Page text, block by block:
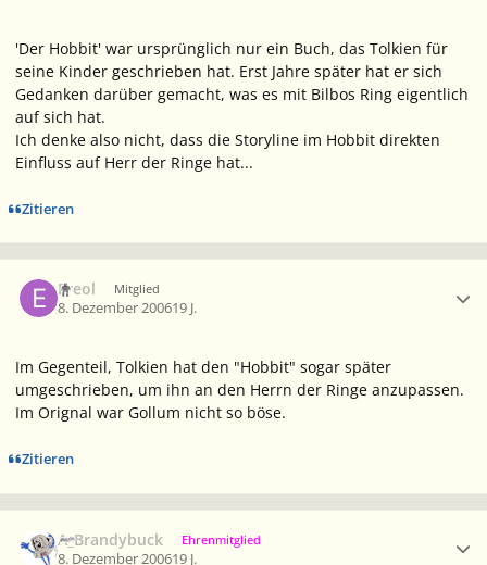
'Der Hobbit' war ursprünglich nur ein Buch, das Tolkien für
seine Kinder geschrieben hat. Erst Jahre später hat er sich
Gedanken darüber gemacht, was es mit Bilbos Ring eigentlich
auf sich hat.
Ich denke also nicht, dass die Storyline im Hobbit direkten
Einfluss auf Herr der Ringe hat...
Zitieren
Ereol Mitglied
8. Dezember 200619 J.
Im Gegenteil, Tolkien hat den "Hobbit" sogar später
umgeschrieben, um ihn an den Herrn der Ringe anzupassen.
Im Orignal war Gollum nicht so böse.
Zitieren
A_Brandybuck Ehrenmitglied
8. Dezember 200619 J.